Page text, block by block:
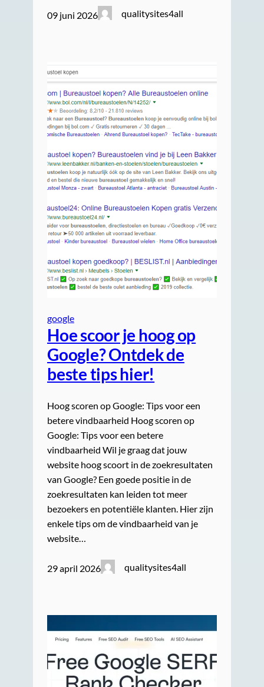
09 juni 2026 qualitysites4all
google
Hoe scoor je hoog op
Google? Ontdek de
beste tips hier!
Hoog scoren op Google: Tips voor een
betere vindbaarheid Hoog scoren op
Google: Tips voor een betere
vindbaarheid Wil je graag dat jouw
website hoog scoort in de zoekresultaten
van Google? Een goede positie in de
zoekresultaten kan leiden tot meer
bezoekers en potentiële klanten. Hier zijn
enkele tips om de vindbaarheid van je
website…
29 april 2026 qualitysites4all